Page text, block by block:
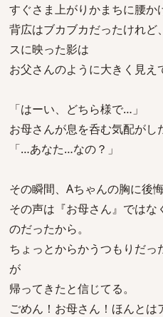
すぐさま上がりかまちに腰か
背広はブカブカだったけれど
スに映った影は
お父さんのように大きく見
「はーい、どちら様で…」
お母さんが息を呑む気配がし
「…あなた…なの？」
その瞬間、Aちゃんの胸に後
その声は『お母さん』では
のだったから。
ちょっとからかうつもりだ
が
帰ってきたと信じてる。
ごめん！お母さん！ほんとは